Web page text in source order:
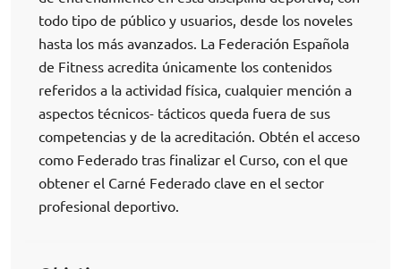
todo tipo de público y usuarios, desde los noveles
hasta los más avanzados. La Federación Española
de Fitness acredita únicamente los contenidos
referidos a la actividad física, cualquier mención a
aspectos técnicos- tácticos queda fuera de sus
competencias y de la acreditación. Obtén el acceso
como Federado tras finalizar el Curso, con el que
obtener el Carné Federado clave en el sector
profesional deportivo.